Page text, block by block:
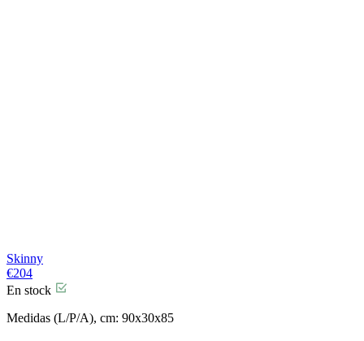
Skinny
€204
En stock
Medidas (L/P/A), cm: 90x30x85